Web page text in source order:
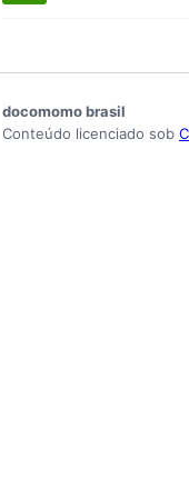
docomomo brasil
Conteúdo licenciado sob